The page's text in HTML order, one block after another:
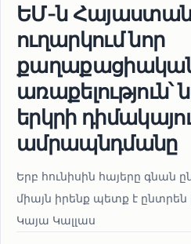
ԵՄ-ն Հայաստան
ուղարկում նոր
առաքելություն՝
երկրի
ամրապնդմանը
Երբ հունիսին հայերը գնան
միայն իրենք պետք է
Կայա Կալլաս